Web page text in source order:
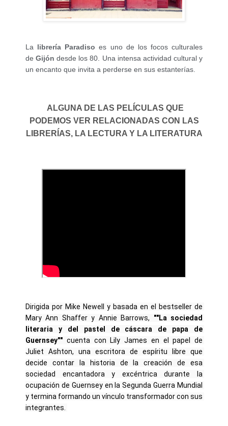
La librería Paradiso es uno de los focos culturales
deGijón desde los 80. Una intensa actividad cultural y
un encanto que invita a perderse en sus estanterías.
ALGUNA DE LAS PELÍCULAS QUE
PODEMOS VER RELACIONADAS CON LAS
LIBRERÍAS, LA LECTURA Y LA LITERATURA
Dirigida por Mike Newell y basada en el bestseller de
Mary Ann Shaffer y Annie Barrows, ""La sociedad
literaria y del pastel de cáscara de papa de
Guernsey"" cuenta con Lily James en el papel de
Juliet Ashton, una escritora de espíritu libre que
decide contar la historia de la creación de esa
sociedad encantadora y excéntrica durante la
ocupación de Guernsey en la Segunda Guerra Mundial
y termina formando un vínculo transformador con sus
integrantes.